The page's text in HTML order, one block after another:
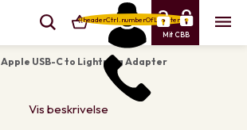
{{headerCtrl.numberOfLineItems}}
Mit CBB
Apple USB-C to Lightning Adapter
Vis beskrivelse